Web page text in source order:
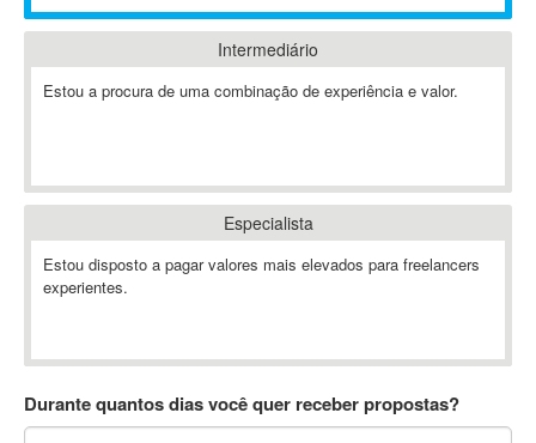
Abaqus
ABIS
Ableton Push
Abstract
Abstract Window Toolkit (AWT)
Absynth
AC3
AccountMate
Intermediário
Estou a procura de uma combinação de experiência e valor.
Especialista
Estou disposto a pagar valores mais elevados para freelancers
experientes.
Durante quantos dias você quer receber propostas?